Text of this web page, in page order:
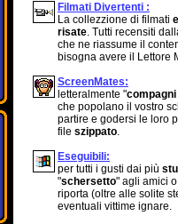
Filmati Divertenti :
La collezzione di filmati
risate. Tutti recensiti
che ne riassume il
bisogna avere il Lettore
ScreenMates:
letteralmente "
che popolano il vostro
partire e godersi le loro
file szippato.
Eseguibili:
per tutti i gusti dai più
"schersetto" agli amici
riporta (oltre alle solite
eventuali vittime ignare.